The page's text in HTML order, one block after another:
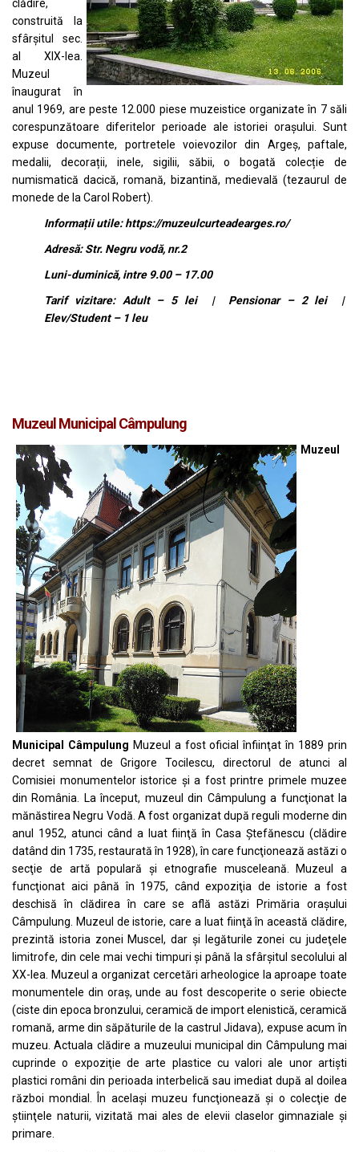
clădire,
construită la
sfârșitul sec.
al XIX-lea.
Muzeul
înaugurat în
anul 1969, are peste 12.000 piese muzeistice organizate în 7 săli
corespunzătoare diferitelor perioade ale istoriei orașului. Sunt
expuse documente, portretele voievozilor din Argeș, paftale,
medalii, decorații, inele, sigilii, săbii, o bogată colecție de
numismatică dacică, romană, bizantină, medievală (tezaurul de
monede de la Carol Robert).
Informații utile:https://muzeulcurteadearges.ro/
Adresă: Str. Negru vodă, nr.2
Luni-duminică, intre 9.00 – 17.00
Tarif vizitare: Adult – 5 lei | Pensionar – 2 lei |
Elev/Student – 1 leu
Muzeul Municipal Câmpulung
Muzeul
Municipal Câmpulung Muzeul a fost oficial înfiinţat în 1889 prin
decret semnat de Grigore Tocilescu, directorul de atunci al
Comisiei monumentelor istorice şi a fost printre primele muzee
din România. La început, muzeul din Câmpulung a funcţionat la
mănăstirea Negru Vodă. A fost organizat după reguli moderne din
anul 1952, atunci când a luat fiinţă în Casa Ştefănescu (clădire
datând din 1735, restaurată în 1928), în care funcţionează astăzi o
secţie de artă populară şi etnografie musceleană. Muzeul a
funcţionat aici până în 1975, când expoziţia de istorie a fost
deschisă în clădirea în care se află astăzi Primăria oraşului
Câmpulung. Muzeul de istorie, care a luat fiinţă în această clădire,
prezintă istoria zonei Muscel, dar şi legăturile zonei cu judeţele
limitrofe, din cele mai vechi timpuri şi până la sfârşitul secolului al
XX-lea. Muzeul a organizat cercetări arheologice la aproape toate
monumentele din oraş, unde au fost descoperite o serie obiecte
(ciste din epoca bronzului, ceramică de import elenistică, ceramică
romană, arme din săpăturile de la castrul Jidava), expuse acum în
muzeu. Actuala clădire a muzeului municipal din Câmpulung mai
cuprinde o expoziţie de arte plastice cu valori ale unor artişti
plastici români din perioada interbelică sau imediat după al doilea
război mondial. În acelaşi muzeu funcţionează şi o colecţie de
ştiinţele naturii, vizitată mai ales de elevii claselor gimnaziale şi
primare.